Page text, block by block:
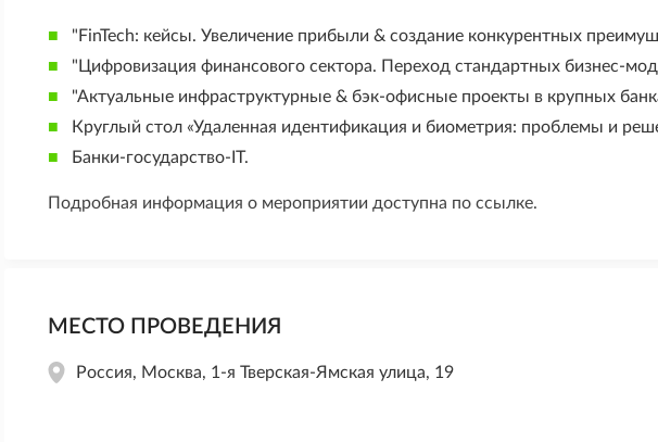
"FinTech: кейсы. Увеличение прибыли & создание конкурентных
"Цифровизация финансового сектора. Переход стандартных бизнес-
"Актуальные инфраструктурные & бэк-офисные проекты в крупных
Круглый стол «Удаленная идентификация и биометрия: проблемы и
Банки-государство-IT.
Подробная информация о мероприятии доступна по ссылке.
МЕСТО ПРОВЕДЕНИЯ
Россия, Москва, 1-я Тверская-Ямская улица, 19